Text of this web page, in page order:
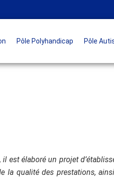
Pôle Polyhandicap Pôle
est élaboré un projet
la qualité des prestations,